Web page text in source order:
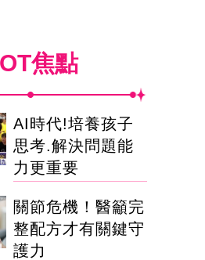
焦點
AI時代!培養孩子
思考.解決問題能
力更重要
關節危機！醫籲完
整配方才有關鍵守
護力